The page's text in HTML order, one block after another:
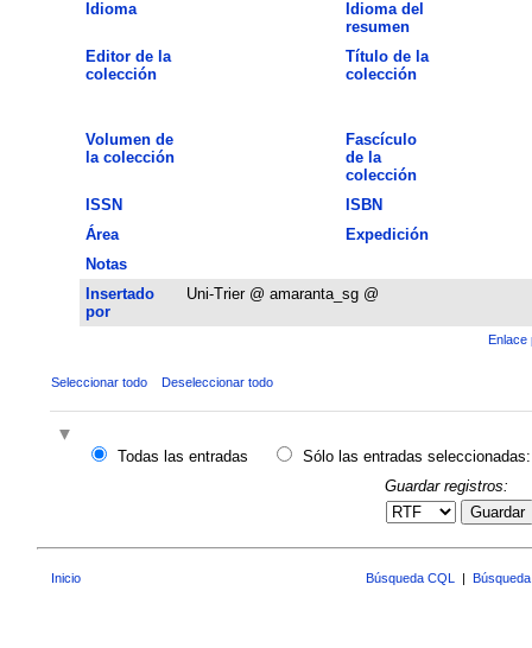
Idioma
Idioma del
resumen
Editor de la
colección
Título de la
colección
Volumen de
la colección
Fascículo
de la
colección
ISSN
ISBN
Área
Expedición
Notas
Insertado
por
Uni-Trier @ amaranta_sg @
Enlace
Seleccionar todo Deseleccionar todo
Todas las entradas
Sólo las entradas seleccionadas:
Guardar registros:
Guardar
Inicio Búsqueda CQL